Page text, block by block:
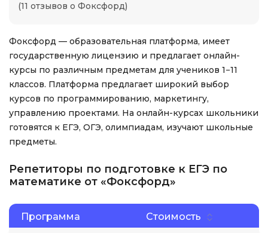
(11 отзывов о Фоксфорд)
Фоксфорд — образовательная платформа, имеет
государственную лицензию и предлагает онлайн-
курсы по различным предметам для учеников 1−11
классов. Платформа предлагает широкий выбор
курсов по программированию, маркетингу,
управлению проектами. На онлайн-курсах школьники
готовятся к ЕГЭ, ОГЭ, олимпиадам, изучают школьные
предметы.
Репетиторы по подготовке к ЕГЭ по
математике от «Фоксфорд»
Программа Стоимость